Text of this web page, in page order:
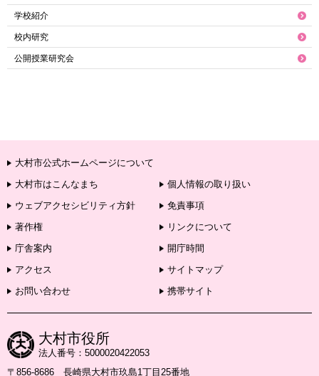
学校紹介
校内研究
公開授業研究会
大村市公式ホームページについて
大村市はこんなまち
個人情報の取り扱い
ウェブアクセシビリティ方針
免責事項
著作権
リンクについて
庁舎案内
開庁時間
アクセス
サイトマップ
お問い合わせ
携帯サイト
大村市役所
法人番号：5000020422053
〒856-8686 長崎県大村市玖島1丁目25番地